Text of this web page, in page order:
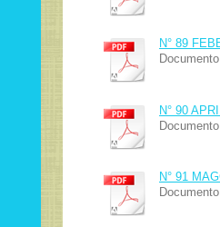
N° 89
N° 90
N° 91